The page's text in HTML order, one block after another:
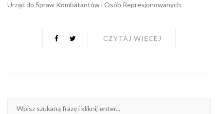
Urząd do Spraw Kombatantów i Osób Represjonowanych
CZYTAJ WIĘCEJ